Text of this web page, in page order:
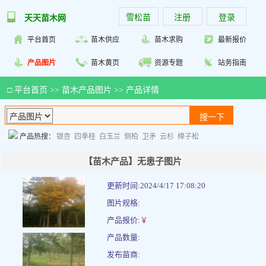
天天苗木网 雪松苗 注册 登录
平台首页 苗木供应 苗木求购 最新报价
产品图片 苗木黄页 资源专题 站务指南
□ 平台首页 >> 苗木产品图片 >> 产品详情
产品热搜： 银杏 四季桂 白玉兰 侧柏 卫矛 云杉 樟子松
【苗木产品】无患子图片
更新时间:2024/4/17 17:08:20
图片规格:
产品报价: ￥
产品数量:
发布苗商: